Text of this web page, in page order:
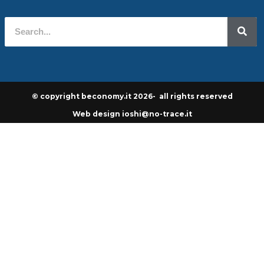
© copyright beconomy.it 2026- all rights reserved
Web design ioshi@no-trace.it